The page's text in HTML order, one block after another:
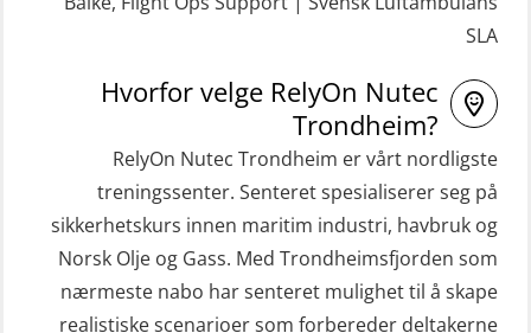
Helikopterevakuering med HABD,
inkl. Brannslukking og Førstehjelp-
sivile mannskaper (FSC119)
Helikopterevakuering med HABD,
inkl. brannslukning (FSC121)
Hjertestarter brukerkurs (OFA107)
Kombi Søk og Redningslag og HLO
STCW Livbåtfører redningsfarkoster
32 t (MSE1031)
STCW Mann-Over-Bord
(hurtiggående) 32 t m/mørkekjøring
(MSE112)
STCW Redningsfarkost oppdatering
sliskebåt (MSE116)
STCW Sikkerhetsopplæring for
SLA
Hvorfor velge RelyOn Nutec
Trondheim?
RelyOn Nutec Trondheim er vårt nordligste
treningssenter. Senteret spesialiserer seg på
sikkerhetskurs innen maritim industri, havbruk og
Norsk Olje og Gass. Med Trondheimsfjorden som
nærmeste nabo har senteret mulighet til å skape
realistiske scenarioer som forbereder deltakerne